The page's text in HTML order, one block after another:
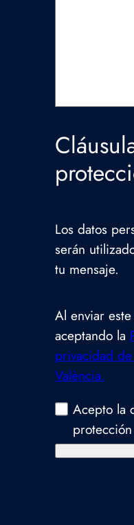
Los datos
serán
tu mensaje.
Al enviar
aceptando la
privacidad
València.
Acepto la